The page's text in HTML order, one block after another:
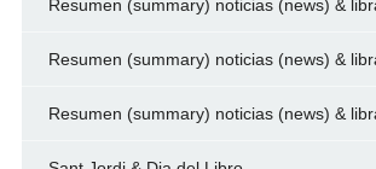
Resumen (summary) noticias (news) &
Resumen (summary) noticias (news) &
Resumen (summary) noticias (news) &